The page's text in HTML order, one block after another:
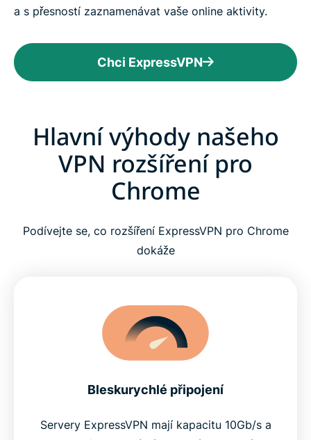
a s přesností zaznamenávat vaše online aktivity.
Chci ExpressVPN
Hlavní výhody našeho
VPN rozšíření pro
Chrome
Podívejte se, co rozšíření ExpressVPN pro Chrome
dokáže
Bleskurychlé připojení
Servery ExpressVPN mají kapacitu 10Gb/s a